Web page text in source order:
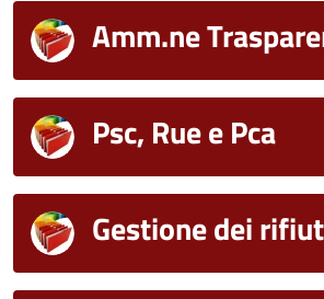
Amm.ne
Psc, Rue e Pca
Gestione dei